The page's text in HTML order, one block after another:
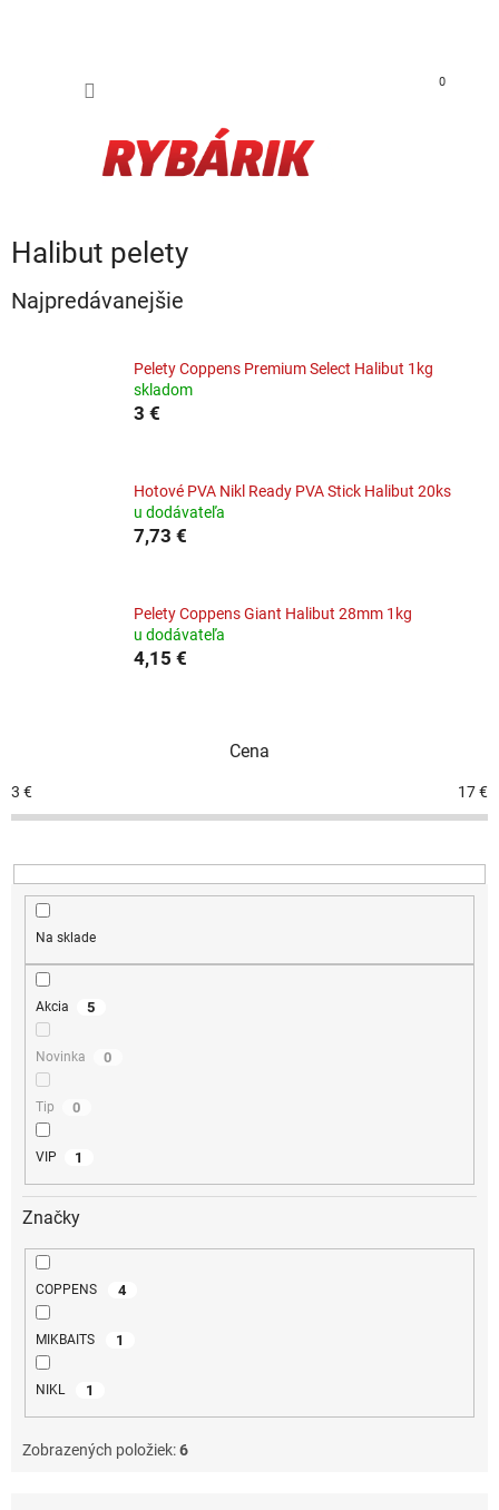
0
Halibut pelety
Najpredávanejšie
Pelety Coppens Premium Select Halibut 1kg
skladom
3 €
Hotové PVA Nikl Ready PVA Stick Halibut 20ks
u dodávateľa
7,73 €
Pelety Coppens Giant Halibut 28mm 1kg
u dodávateľa
4,15 €
Cena
3 € 17€
Na sklade
Akcia 5
Novinka 0
Tip 0
VIP 1
Značky
COPPENS 4
MIKBAITS 1
NIKL 1
Zobrazených položiek:6